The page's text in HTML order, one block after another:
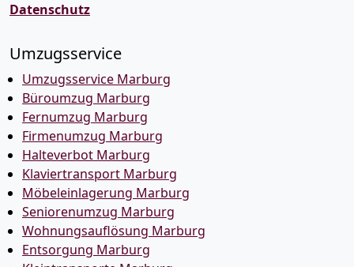
Datenschutz
Umzugsservice
Umzugsservice Marburg
Büroumzug Marburg
Fernumzug Marburg
Firmenumzug Marburg
Halteverbot Marburg
Klaviertransport Marburg
Möbeleinlagerung Marburg
Seniorenumzug Marburg
Wohnungsauflösung Marburg
Entsorgung Marburg